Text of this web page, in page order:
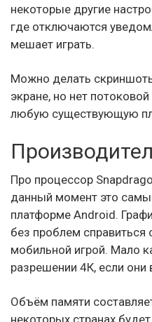
некоторые другие
где отключаются
мешает играть.
Можно делать
экране, но нет
любую существующую
Про процессор
данный момент это
платформе Android.
без проблем
мобильной игрой. Мало
разрешении 4К, если они
Объём памяти